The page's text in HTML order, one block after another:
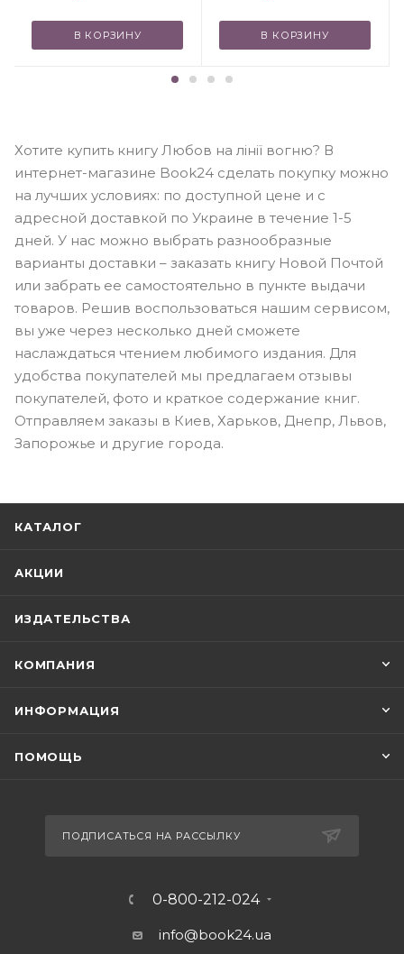
В КОРЗИНУ В КОРЗИНУ
Хотите купить книгу Любов на лінії вогню? В
интернет-магазине Book24 сделать покупку можно
на лучших условиях: по доступной цене и с
адресной доставкой по Украине в течение 1-5
дней. У нас можно выбрать разнообразные
варианты доставки – заказать книгу Новой Почтой
или забрать ее самостоятельно в пункте выдачи
товаров. Решив воспользоваться нашим сервисом,
вы уже через несколько дней сможете
наслаждаться чтением любимого издания. Для
удобства покупателей мы предлагаем отзывы
покупателей, фото и краткое содержание книг.
Отправляем заказы в Киев, Харьков, Днепр, Львов,
Запорожье и другие города.
КАТАЛОГ
АКЦИИ
ИЗДАТЕЛЬСТВА
КОМПАНИЯ
ИНФОРМАЦИЯ
ПОМОЩЬ
ПОДПИСАТЬСЯ НА РАССЫЛКУ
0-800-212-024
info@book24.ua